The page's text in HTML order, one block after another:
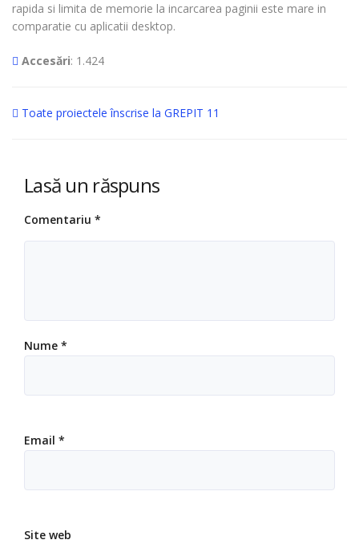
rapida si limita de memorie la incarcarea paginii este mare in
comparatie cu aplicatii desktop.
Accesări: 1.424
Toate proiectele înscrise la GREPIT 11
Lasă un răspuns
Comentariu *
Nume *
Email *
Site web